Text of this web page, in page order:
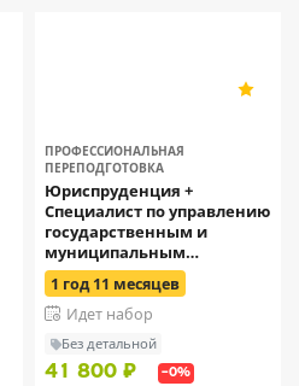
ПРОФЕССИОНАЛЬНАЯ
ПЕРЕПОДГОТОВКА
Юриспруденция +
Специалист по управлению
государственным и
муниципальным
имуществом
1 год 11 месяцев
Идет набор
Без детальной
41 800 ₽ –0%